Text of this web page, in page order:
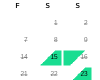
F S S
1 2
7 8 9
14 15 16
21 22 23